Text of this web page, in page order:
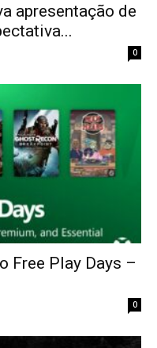
apresentação de
0
Free Play Days –
0